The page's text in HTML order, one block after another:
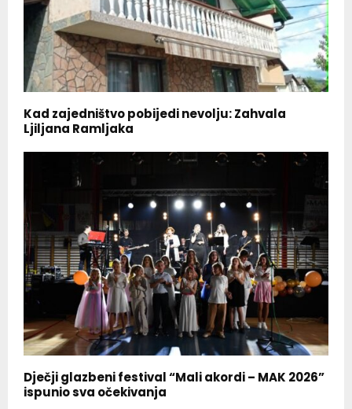
Kad zajedništvo pobijedi nevolju: Zahvala
Ljiljana Ramljaka
Dječji glazbeni festival “Mali akordi – MAK 2026”
ispunio sva očekivanja